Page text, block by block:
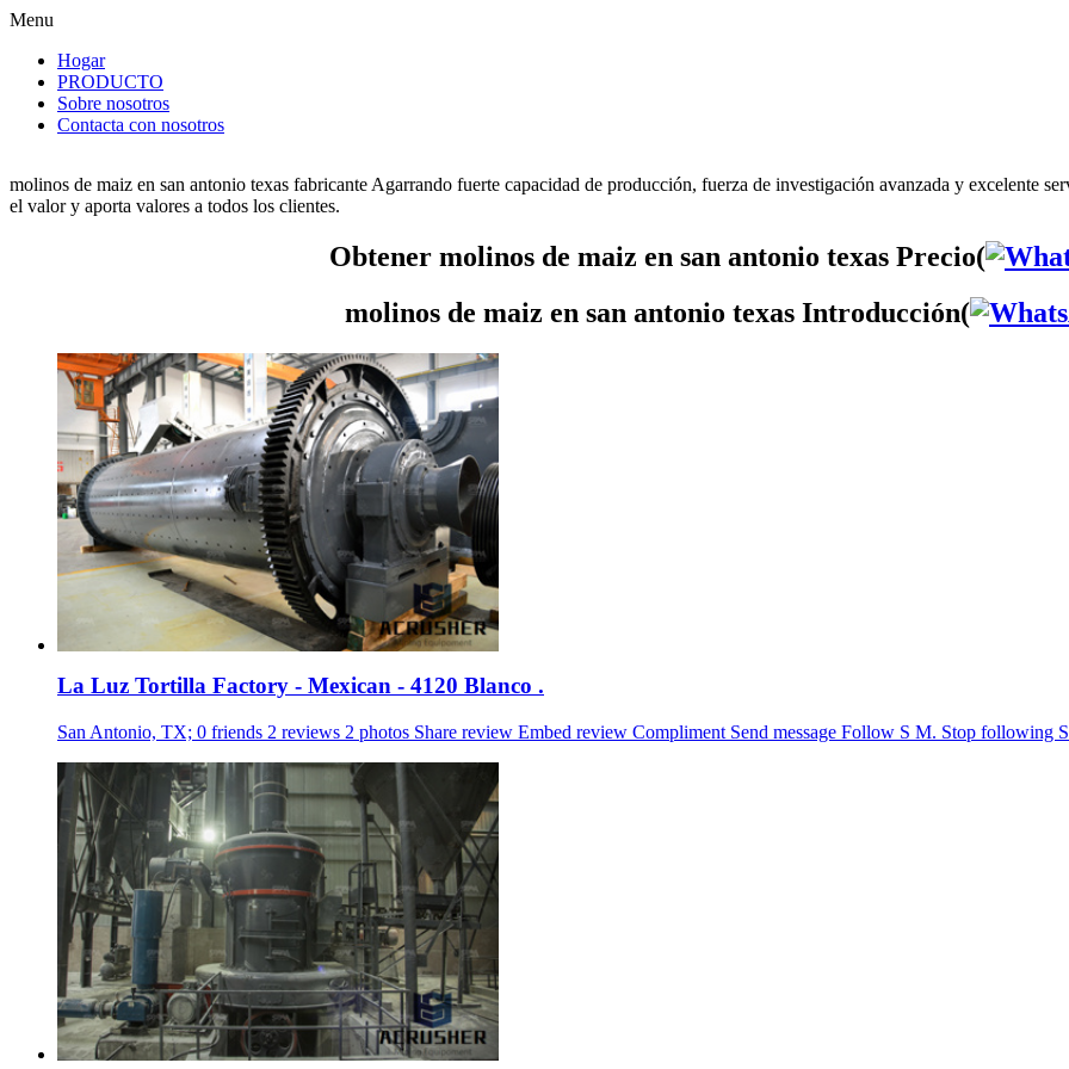
Menu
Hogar
PRODUCTO
Sobre nosotros
Contacta con nosotros
molinos de maiz en san antonio texas fabricante Agarrando fuerte capacidad de producción, fuerza de investigación avanzada y excelente
el valor y aporta valores a todos los clientes.
Obtener molinos de maiz en san antonio texas Precio(
molinos de maiz en san antonio texas Introducción(
La Luz Tortilla Factory - Mexican - 4120 Blanco .
San Antonio, TX; 0 friends 2 reviews 2 photos Share review Embed review Compliment Send message Follow S M. Stop following